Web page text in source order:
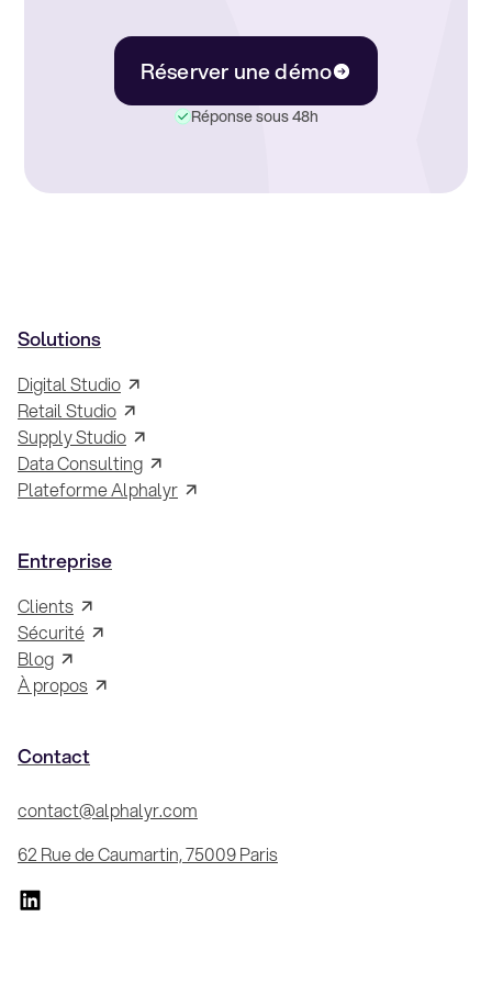
Réserver une démo
Réponse sous 48h
Solutions
Digital Studio
Retail Studio
Supply Studio
Data Consulting
Plateforme Alphalyr
Entreprise
Clients
Sécurité
Blog
À propos
Contact
contact@alphalyr.com
62 Rue de Caumartin, 75009 Paris